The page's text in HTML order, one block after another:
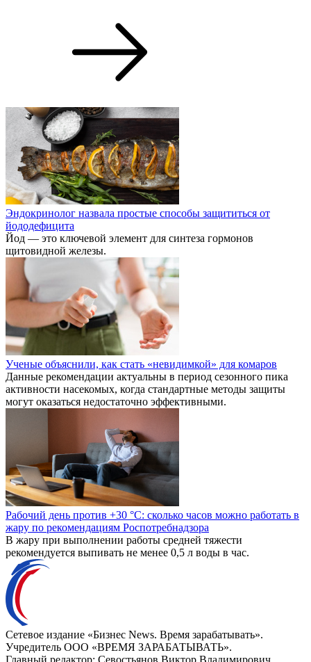
Эндокринолог назвала простые способы защититься от
йододефицита
Йод — это ключевой элемент для синтеза гормонов
щитовидной железы.
Ученые объяснили, как стать «невидимкой» для комаров
Данные рекомендации актуальны в период сезонного пика
активности насекомых, когда стандартные методы защиты
могут оказаться недостаточно эффективными.
Рабочий день против +30 °C: сколько часов можно работать в
жару по рекомендациям Роспотребнадзора
В жару при выполнении работы средней тяжести
рекомендуется выпивать не менее 0,5 л воды в час.
Сетевое издание «Бизнес News. Время зарабатывать».
Учредитель ООО «ВРЕМЯ ЗАРАБАТЫВАТЬ».
Главный редактор: Севостьянов Виктор Владимирович